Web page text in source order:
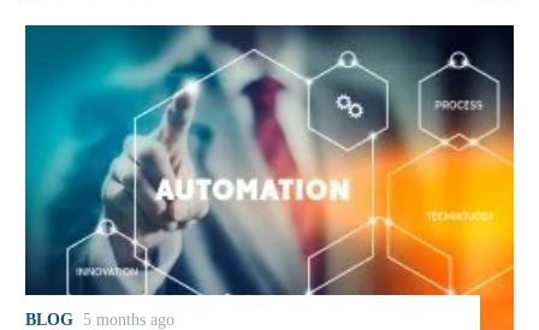
BLOG 5 months ago